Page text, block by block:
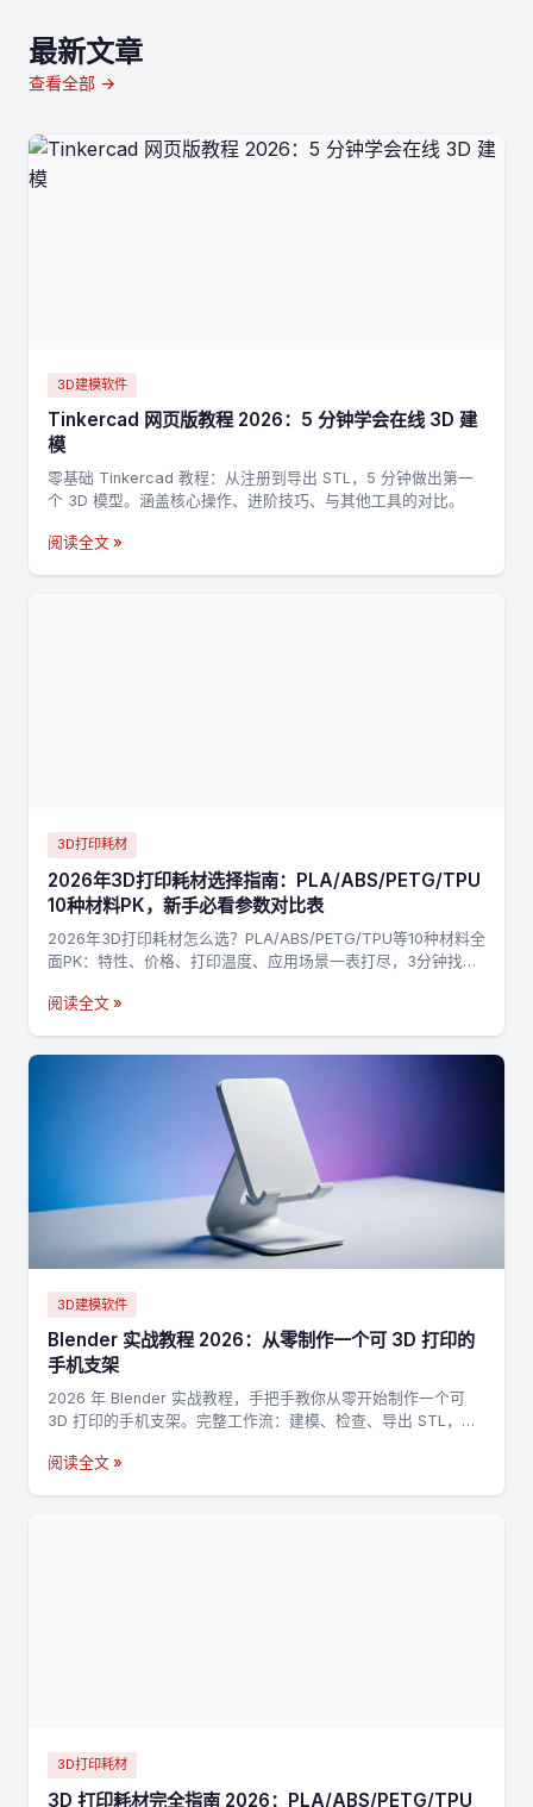
最新文章
查看全部 →
3D建模软件
Tinkercad 网页版教程 2026：5 分钟学会在线 3D 建
模
零基础 Tinkercad 教程：从注册到导出 STL，5 分钟做出第一
个 3D 模型。涵盖核心操作、进阶技巧、与其他工具的对比。
阅读全文 »
3D打印耗材
2026年3D打印耗材选择指南：PLA/ABS/PETG/TPU
10种材料PK，新手必看参数对比表
2026年3D打印耗材怎么选？PLA/ABS/PETG/TPU等10种材料全
面PK：特性、价格、打印温度、应用场景一表打尽，3分钟找到
阅读全文 »
3D建模软件
Blender 实战教程 2026：从零制作一个可 3D 打印的
手机支架
2026 年 Blender 实战教程，手把手教你从零开始制作一个可
3D 打印的手机支架。完整工作流：建模、检查、导出 STL，适
阅读全文 »
3D打印耗材
3D 打印耗材完全指南 2026：PLA/ABS/PETG/TPU